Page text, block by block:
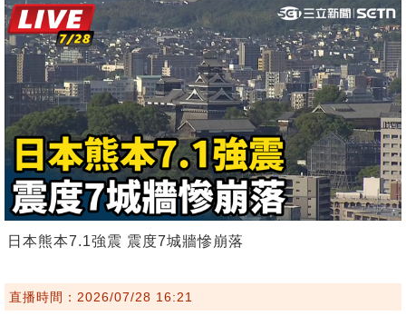
日本熊本7.1強震 震度7城牆慘崩落
直播時間：2026/07/28 16:21